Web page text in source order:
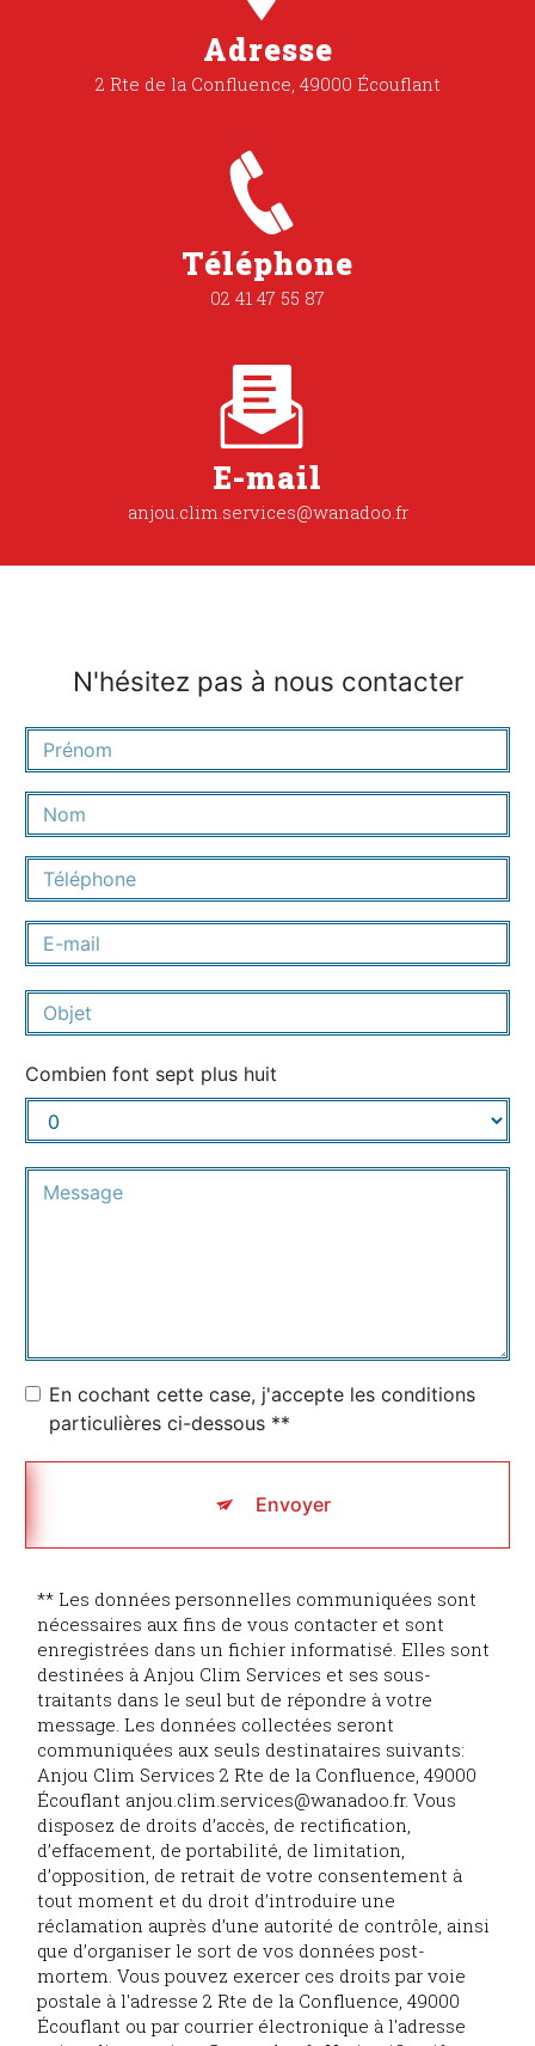
Adresse
2 Rte de la Confluence, 49000 Écouflant
Téléphone
02 41 47 55 87
E-mail
anjou.clim.services@wanadoo.fr
N'hésitez pas à nous contacter
Combien font sept plus huit
En cochant cette case, j'accepte les conditions
particulières ci-dessous **
Envoyer
** Les données personnelles communiquées sont
nécessaires aux fins de vous contacter et sont
enregistrées dans un fichier informatisé. Elles sont
destinées à Anjou Clim Services et ses sous-
traitants dans le seul but de répondre à votre
message. Les données collectées seront
communiquées aux seuls destinataires suivants:
Anjou Clim Services 2 Rte de la Confluence, 49000
Écouflant anjou.clim.services@wanadoo.fr. Vous
disposez de droits d’accès, de rectification,
d’effacement, de portabilité, de limitation,
d’opposition, de retrait de votre consentement à
tout moment et du droit d’introduire une
réclamation auprès d’une autorité de contrôle, ainsi
que d’organiser le sort de vos données post-
mortem. Vous pouvez exercer ces droits par voie
postale à l'adresse 2 Rte de la Confluence, 49000
Écouflant ou par courrier électronique à l'adresse